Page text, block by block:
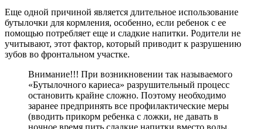
Еще одной причиной является длительное использование
бутылочки для кормления, особенно, если ребенок с ее
помощью потребляет еще и сладкие напитки. Родители не
учитывают, этот фактор, который приводит к разрушению
зубов во фронтальном участке.
Внимание!!! При возникновении так называемого
«Бутылочного кариеса» разрушительный процесс
остановить крайне сложно. Поэтому необходимо
заранее предпринять все профилактические меры
(вводить прикорм ребенка с ложки, не давать в
ночное время пить сладкие напитки вместо воды,